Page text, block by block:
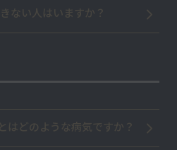
ない人はいますか？
はどのような病気ですか？